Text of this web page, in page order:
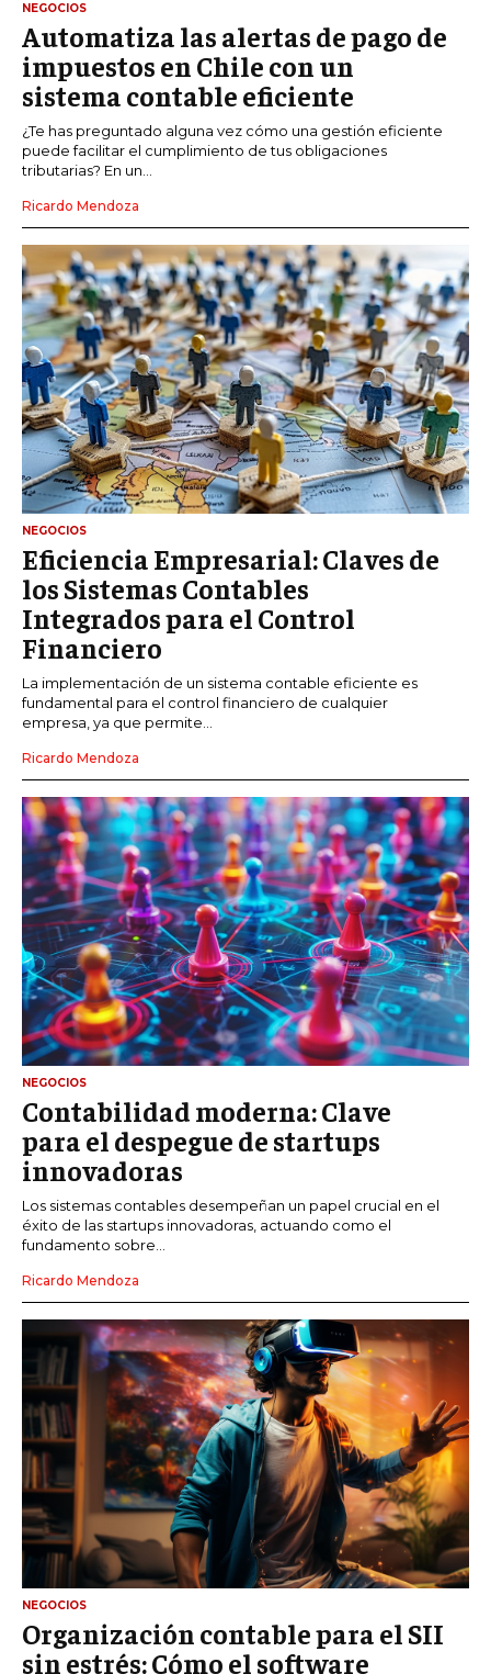
NEGOCIOS
Automatiza las alertas de pago de
impuestos en Chile con un
sistema contable eficiente
¿Te has preguntado alguna vez cómo una gestión eficiente
puede facilitar el cumplimiento de tus obligaciones
tributarias? En un...
Ricardo Mendoza
NEGOCIOS
Eficiencia Empresarial: Claves de
los Sistemas Contables
Integrados para el Control
Financiero
La implementación de un sistema contable eficiente es
fundamental para el control financiero de cualquier
empresa, ya que permite...
Ricardo Mendoza
NEGOCIOS
Contabilidad moderna: Clave
para el despegue de startups
innovadoras
Los sistemas contables desempeñan un papel crucial en el
éxito de las startups innovadoras, actuando como el
fundamento sobre...
Ricardo Mendoza
NEGOCIOS
Organización contable para el SII
sin estrés: Cómo el software